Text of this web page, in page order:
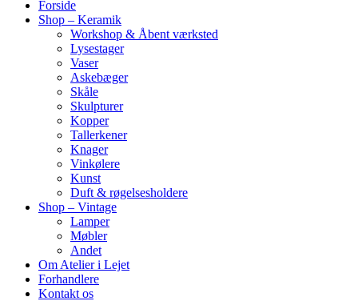
Forside
Shop – Keramik
Workshop & Åbent værksted
Lysestager
Vaser
Askebæger
Skåle
Skulpturer
Kopper
Tallerkener
Knager
Vinkølere
Kunst
Duft & røgelsesholdere
Shop – Vintage
Lamper
Møbler
Andet
Om Atelier i Lejet
Forhandlere
Kontakt os